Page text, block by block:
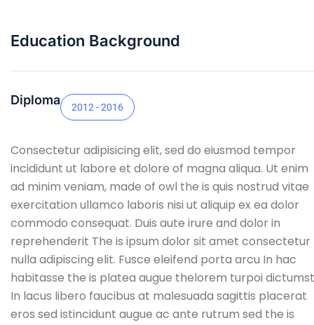
Education Background
Diploma 2012 - 2016
Consectetur adipisicing elit, sed do eiusmod tempor
incididunt ut labore et dolore of magna aliqua. Ut enim
ad minim veniam, made of owl the is quis nostrud vitae
exercitation ullamco laboris nisi ut aliquip ex ea dolor
commodo consequat. Duis aute irure and dolor in
reprehenderit The is ipsum dolor sit amet consectetur
nulla adipiscing elit. Fusce eleifend porta arcu In hac
habitasse the is platea augue thelorem turpoi
In lacus libero faucibus at malesuada sagittis placerat
eros sed istincidunt augue ac ante rutrum sed the is